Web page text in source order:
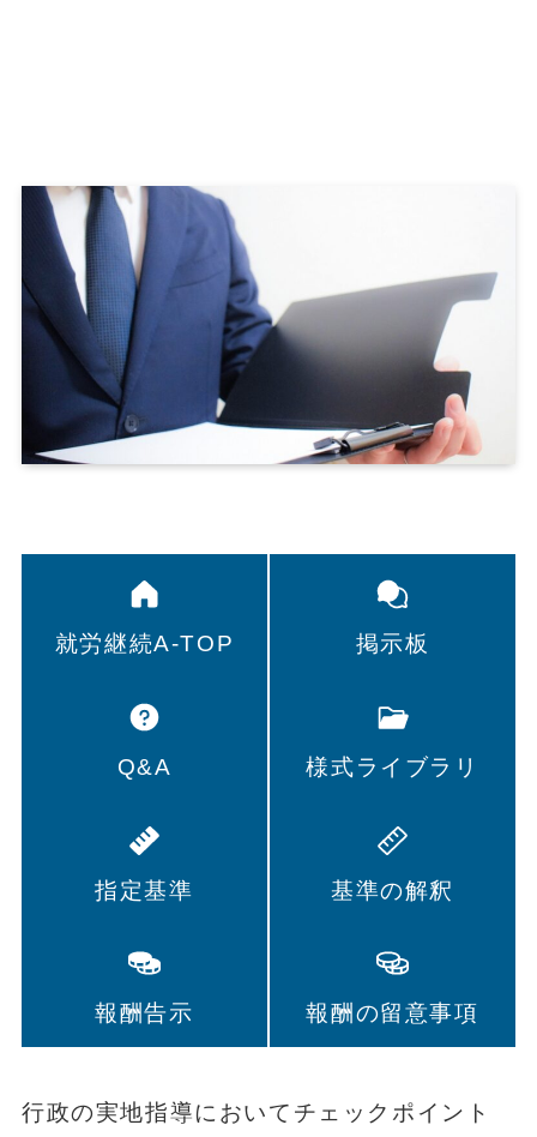
就労継続A-TOP 掲示板
Q&A 様式ライブラリ
指定基準 基準の解釈
報酬告示 報酬の留意事項
行政の実地指導においてチェックポイント